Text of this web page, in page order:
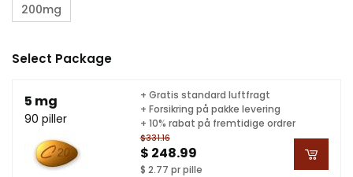
200mg
Select Package
5 mg
90 piller
$331.16
$ 248.99
$ 2.77 pr pille
+ Gratis standard luftfragt
+ Forsikring på pakke levering
+ 10% rabat på fremtidige ordrer